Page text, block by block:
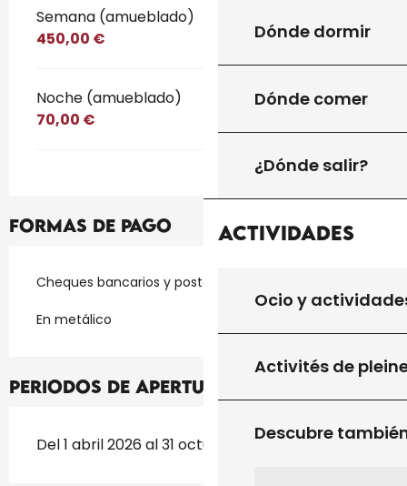
Dónde dormir
Dónde comer
¿Dónde salir?
Actividades
Ocio y
Activités de
Descubre
Tarifas 2026
Semana (amueblado)
450,00 €
Noche (amueblado)
70,00 €
Formas de pago
Cheques bancarios y postales
En metálico
Periodos de apertura
Del 1 abril 2026 al 31 octubre 2026